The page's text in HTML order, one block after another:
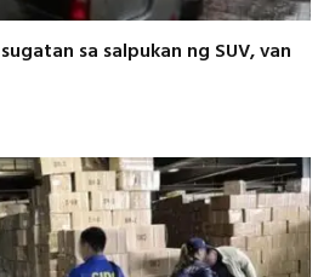
sa salpukan ng SUV, van